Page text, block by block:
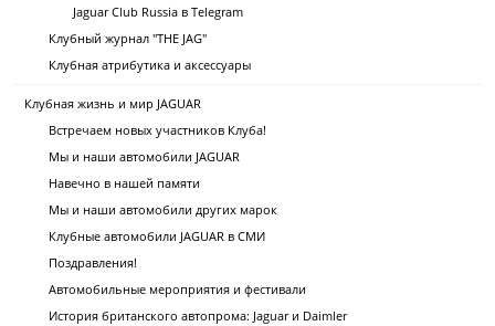
Jaguar Club Russia в Telegram
Клубный журнал "THE JAG"
Клубная атрибутика и аксессуары
Клубная жизнь и мир JAGUAR
Встречаем новых участников Клуба!
Мы и наши автомобили JAGUAR
Навечно в нашей памяти
Мы и наши автомобили других марок
Клубные автомобили JAGUAR в СМИ
Поздравления!
Автомобильные мероприятия и фестивали
История британского автопрома: Jaguar и Daimler